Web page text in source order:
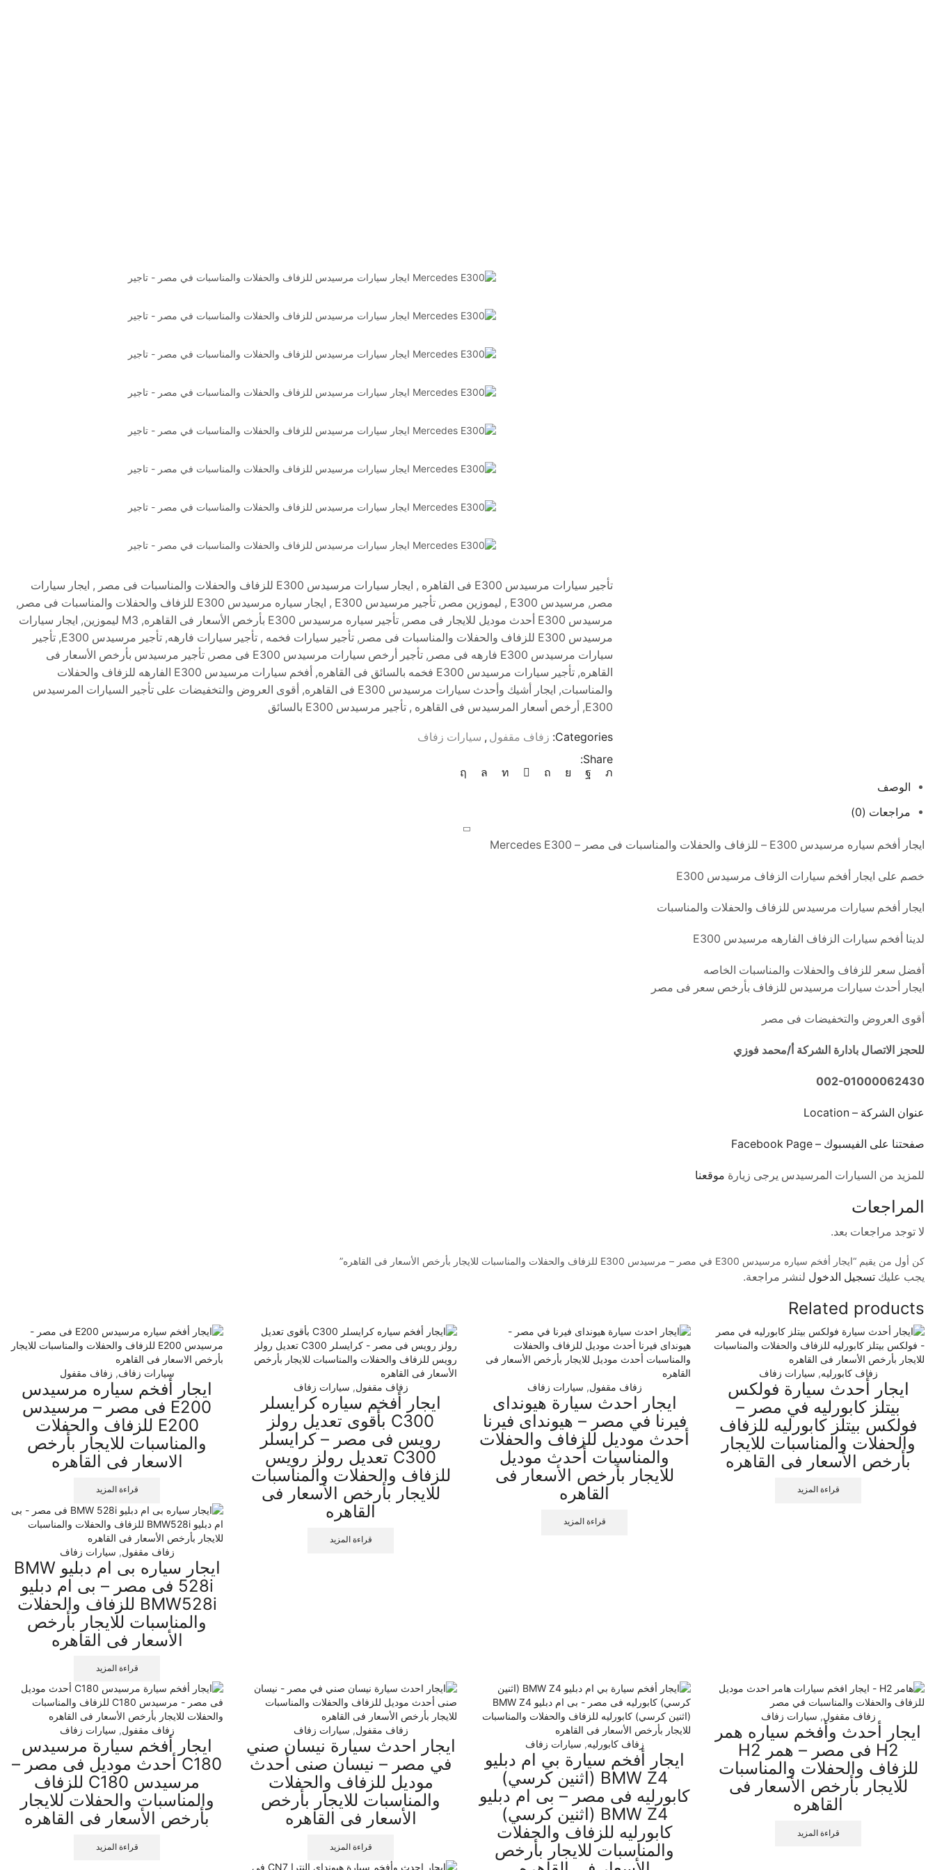
تأجير سيارات مرسيدس E300 فى القاهره , ايجار سيارات مرسيدس E300 للزفاف والحفلات والمناسبات فى مصر , ايجار سيارات
مصر, مرسيدس E300 , ليموزين مصر, تأجير مرسيدس E300 , ايجار سياره مرسيدس E300 للزفاف والحفلات والمناسبات فى مصر,
مرسيدس E300 أحدث موديل للايجار فى مصر, تأجير سياره مرسيدس E300 بأرخص الأسعار فى القاهره, M3 ليموزين, ايجار سيارات
مرسيدس E300 للزفاف والحفلات والمناسبات فى مصر, تأجير سيارات فخمه , تأجير سيارات فارهه, تأجير مرسيدس E300, تأجير
سيارات مرسيدس E300 فارهه فى مصر, تأجير أرخص سيارات مرسيدس E300 فى مصر, تأجير مرسيدس بأرخص الأسعار فى
القاهره, تأجير سيارات مرسيدس E300 فخمه بالسائق فى القاهره, أفخم سيارات مرسيدس E300 الفارهه للزفاف والحفلات
والمناسبات, ايجار أشيك وأحدث سيارات مرسيدس E300 فى القاهره, أقوى العروض والتخفيضات على تأجير السيارات المرسيدس
E300, أرخص أسعار المرسيدس فى القاهره , تأجير مرسيدس E300 بالسائق
Categories: زفاف مقفول , سيارات زفاف
Share:
الوصف
مراجعات (0)
ايجار أفخم سياره مرسيدس E300 – للزفاف والحفلات والمناسبات فى مصر – Mercedes E300
خصم على ايجار أفخم سيارات الزفاف مرسيدس E300
ايجار أفخم سيارات مرسيدس للزفاف والحفلات والمناسبات
لدينا أفخم سيارات الزفاف الفارهه مرسيدس E300
أفضل سعر للزفاف والحفلات والمناسبات الخاصه
ايجار أحدث سيارات مرسيدس للزفاف بأرخص سعر فى مصر
أقوى العروض والتخفيضات فى مصر
للحجز الاتصال بادارة الشركة أ/محمد فوزي
002-01000062430
عنوان الشركة – Location
صفحتنا على الفيسبوك – Facebook Page
للمزيد من السيارات المرسيدس يرجى زيارة موقعنا
المراجعات
لا توجد مراجعات بعد.
كن أول من يقيم “ايجار أفخم سياره مرسيدس E300 في مصر – مرسيدس E300 للزفاف والحفلات والمناسبات للايجار بأرخص الأسعار فى القاهره”
يجب عليك تسجيل الدخول لنشر مراجعة.
Related products
زفاف كابورليه, سيارات زفاف
ايجار أحدث سيارة فولكس
بيتلز كابورليه في مصر –
فولكس بيتلز كابورليه للزفاف
والحفلات والمناسبات للايجار
بأرخص الأسعار فى القاهره
قراءة المزيد
زفاف مقفول, سيارات زفاف
ايجار احدث سيارة هيونداى
فيرنا في مصر – هيونداى فيرنا
أحدث موديل للزفاف والحفلات
والمناسبات أحدث موديل
للايجار بأرخص الأسعار فى
القاهره
قراءة المزيد
زفاف مقفول, سيارات زفاف
ايجار أفخم سياره كرايسلر
C300 بأقوى تعديل رولز
رويس فى مصر – كرايسلر
C300 تعديل رولز رويس
للزفاف والحفلات والمناسبات
للايجار بأرخص الأسعار فى
القاهره
قراءة المزيد
سيارات زفاف, زفاف مقفول
ايجار أفخم سياره مرسيدس
E200 فى مصر – مرسيدس
E200 للزفاف والحفلات
والمناسبات للايجار بأرخص
الاسعار فى القاهره
قراءة المزيد
زفاف مقفول, سيارات زفاف
ايجار سياره بى ام دبليو BMW
528i فى مصر – بى ام دبليو
BMW528i للزفاف والحفلات
والمناسبات للايجار بأرخص
الأسعار فى القاهره
قراءة المزيد
زفاف مقفول, سيارات زفاف
ايجار أحدث وأفخم سياره همر
H2 فى مصر – همر H2
للزفاف والحفلات والمناسبات
للايجار بأرخص الأسعار فى
القاهره
قراءة المزيد
زفاف كابورليه, سيارات زفاف
ايجار أفخم سيارة بي ام دبليو
BMW Z4 (اثنين كرسي)
كابورليه فى مصر – بى ام دبليو
BMW Z4 (اثنين كرسي)
كابورليه للزفاف والحفلات
والمناسبات للايجار بأرخص
زفاف مقفول, سيارات زفاف
ايجار احدث سيارة نيسان صني
في مصر – نيسان صنى أحدث
موديل للزفاف والحفلات
والمناسبات للايجار بأرخص
الأسعار فى القاهره
قراءة المزيد
زفاف مقفول, سيارات زفاف
ايجار أفخم سيارة مرسيدس
C180 أحدث موديل فى مصر –
مرسيدس C180 للزفاف
والمناسبات والحفلات للايجار
بأرخص الأسعار فى القاهره
قراءة المزيد